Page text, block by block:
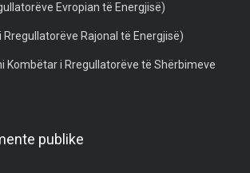
Evropian të Energjisë)
Rregullatorëve Rajonal të Energjisë)
Kombëtar i Rregullatorëve të Shërbimeve
publike